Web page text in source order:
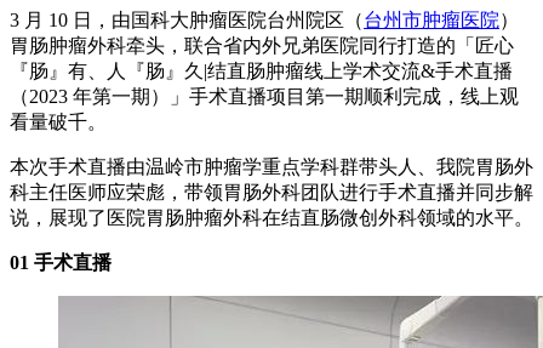
3 月 10 日，由国科大肿瘤医院台州院区（台州市肿瘤医院）
胃肠肿瘤外科牵头，联合省内外兄弟医院同行打造的「匠心
『肠』有、人『肠』久|结直肠肿瘤线上学术交流&手术直播
（2023 年第一期）」手术直播项目第一期顺利完成，线上观
看量破千。
本次手术直播由温岭市肿瘤学重点学科群带头人、我院胃肠外
科主任医师应荣彪，带领胃肠外科团队进行手术直播并同步解
说，展现了医院胃肠肿瘤外科在结直肠微创外科领域的水平。
01 手术直播